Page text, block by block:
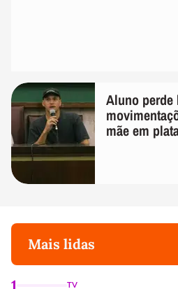
Aluno
mãe em
Mais lidas
1 TV